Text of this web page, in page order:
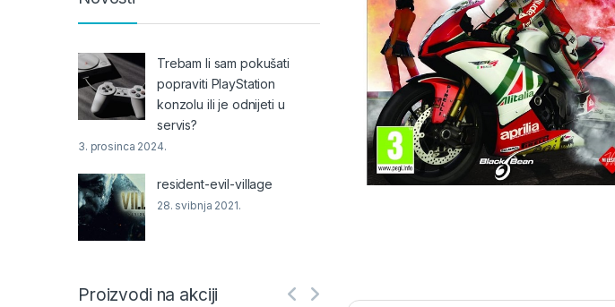
Trebam li sam pokušati
popraviti PlayStation
konzolu ili je odnijeti u
servis?
3. prosinca 2024.
resident-evil-village
28. svibnja 2021.
Proizvodi na akciji